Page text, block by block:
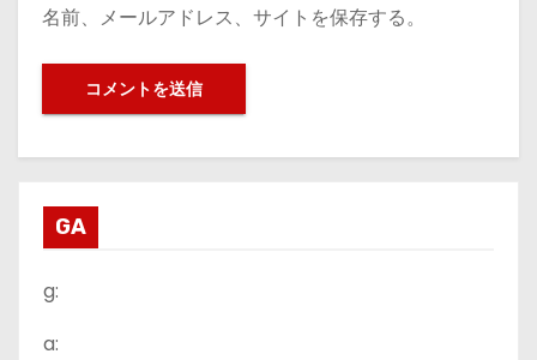
名前、メールアドレス、サイトを保存する。
GA
g:
a: